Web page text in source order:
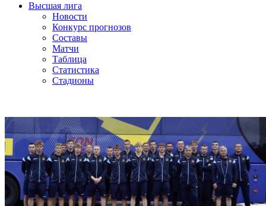
Высшая лига
Новости
Конкурс прогнозов
Составы
Матчи
Таблица
Статистика
Стадионы